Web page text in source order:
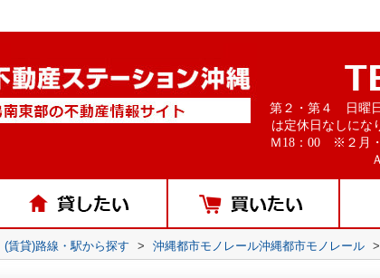
第２・第４ 日曜
は定休日なしにな
Ｍ18：00 ※２月
(賃貸)路線・駅から探す > 沖縄都市モノレール沖縄都市モノレール >